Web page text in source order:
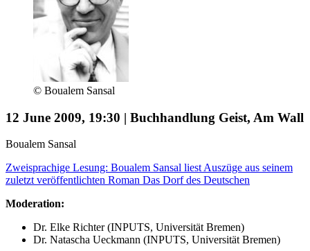
© Boualem Sansal
12 June 2009, 19:30 | Buchhandlung Geist, Am Wall
Boualem Sansal
Zweisprachige Lesung: Boualem Sansal liest Auszüge aus seinem
zuletzt veröffentlichten Roman Das Dorf des Deutschen
Moderation:
Dr. Elke Richter (INPUTS, Universität Bremen)
Dr. Natascha Ueckmann (INPUTS, Universität Bremen)